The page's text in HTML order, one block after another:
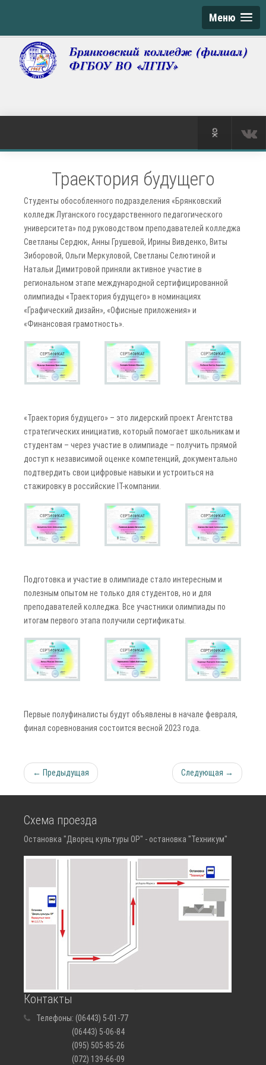
Меню
Траектория будущего
Студенты обособленного подразделения «Брянковский
колледж Луганского государственного педагогического
университета» под руководством преподавателей колледжа
Светланы Сердюк, Анны Грушевой, Ирины Вивденко, Виты
Зиборовой, Ольги Меркуловой, Светланы Селютиной и
Натальи Димитровой приняли активное участие в
региональном этапе международной сертифицированной
олимпиады «Траектория будущего» в номинациях
«Графический дизайн», «Офисные приложения» и
«Финансовая грамотность».
«Траектория будущего» – это лидерский проект Агентства
стратегических инициатив, который помогает школьникам и
студентам – через участие в олимпиаде – получить прямой
доступ к независимой оценке компетенций, документально
подтвердить свои цифровые навыки и устроиться на
стажировку в российские IT-компании.
Подготовка и участие в олимпиаде стало интересным и
полезным опытом не только для студентов, но и для
преподавателей колледжа. Все участники олимпиады по
итогам первого этапа получили сертификаты.
Первые полуфиналисты будут объявлены в начале февраля,
финал соревнования состоится весной 2023 года.
← Предыдущая Следующая →
Схема проезда
Остановка "Дворец культуры ОР" - остановка "Техникум"
Контакты
Телефоны: (06443) 5-01-77
(06443) 5-06-84
(095) 505-85-26
(072) 139-66-09